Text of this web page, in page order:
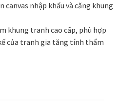
canvas nhập khẩu và căng khung
khung tranh cao cấp, phù hợp
của tranh gia tăng tính thẩm